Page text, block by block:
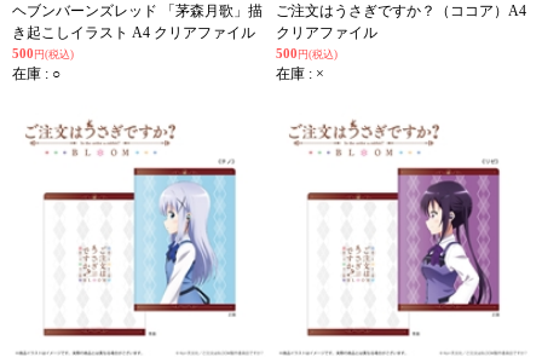
ヘブンバーンズレッド 「茅森月歌」描
き起こしイラスト A4 クリアファイル
500 円(税込)
在庫 : ○
ご注文はうさぎですか？（ココア）A4
クリアファイル
500 円(税込)
在庫 : ×